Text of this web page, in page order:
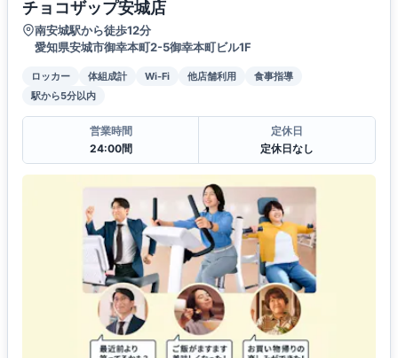
チョコザップ安城店
南安城駅から徒歩12分
愛知県安城市御幸本町2-5御幸本町ビル1F
ロッカー 体組成計 Wi-Fi 他店舗利用
食事指導
駅から5分以内
営業時間
24:00間
定休日
定休日なし